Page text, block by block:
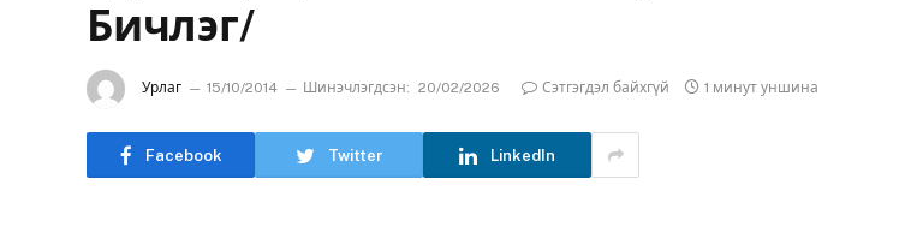
Бичлэг/
Урлаг 15/10/2014 Шинэчлэгдсэн: 20/02/2026 Сэтгэгдэл байхгүй 1 минут уншина
Facebook Twitter LinkedIn